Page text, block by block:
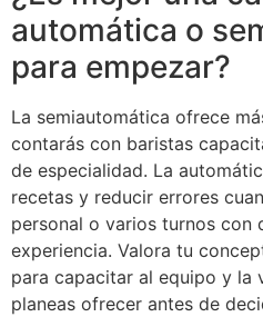
automática o
para empezar?
La semiautomática ofrece
contarás con baristas
de especialidad. La
recetas y reducir errores
personal o varios turnos con
experiencia. Valora tu
para capacitar al equipo y la
planeas ofrecer antes de